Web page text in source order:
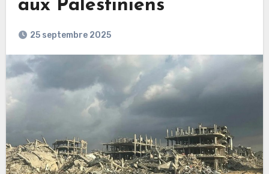
aux Palestiniens
25 septembre 2025